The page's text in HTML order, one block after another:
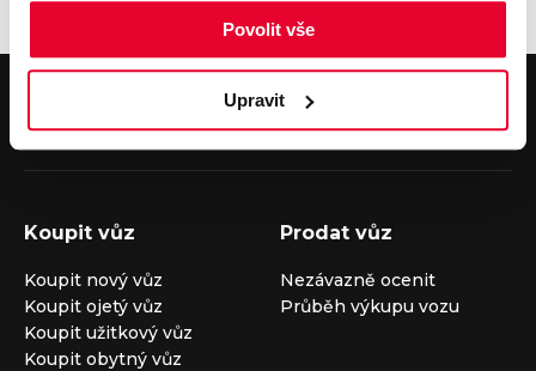
Povolit vše
Upravit
nebo nám napište na e-mailauto@louda.cz
Koupit vůz
Koupit nový vůz
Koupit ojetý vůz
Koupit užitkový vůz
Koupit obytný vůz
Prodat vůz
Nezávazně ocenit
Průběh výkupu vozu